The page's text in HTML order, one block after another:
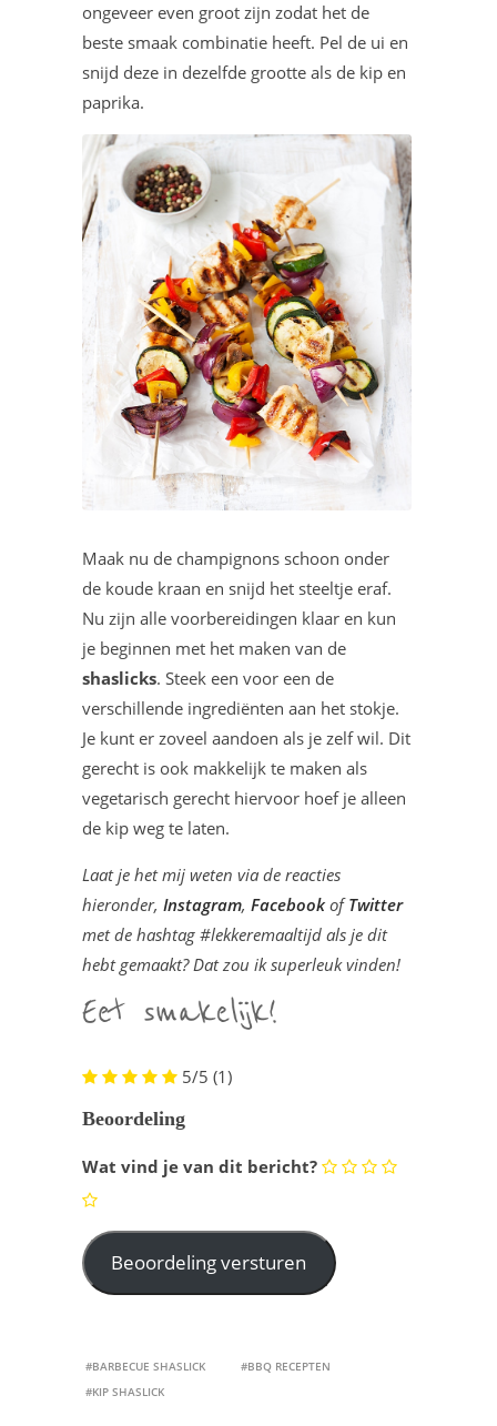
ongeveer even groot zijn zodat het de
beste smaak combinatie heeft. Pel de ui en
snijd deze in dezelfde grootte als de kip en
paprika.
Maak nu de champignons schoon onder
de koude kraan en snijd het steeltje eraf.
Nu zijn alle voorbereidingen klaar en kun
je beginnen met het maken van de
shaslicks. Steek een voor een de
verschillende ingrediënten aan het stokje.
Je kunt er zoveel aandoen als je zelf wil. Dit
gerecht is ook makkelijk te maken als
vegetarisch gerecht hiervoor hoef je alleen
de kip weg te laten.
Laat je het mij weten via de reacties
hieronder, Instagram, FacebookofTwitter
met de hashtag #lekkeremaaltijd als je dit
hebt gemaakt? Dat zou ik superleuk vinden!
5/5 (1)
Beoordeling
Wat vind je van dit bericht?
#BARBECUE SHASLICK
#BBQ RECEPTEN
#KIP SHASLICK